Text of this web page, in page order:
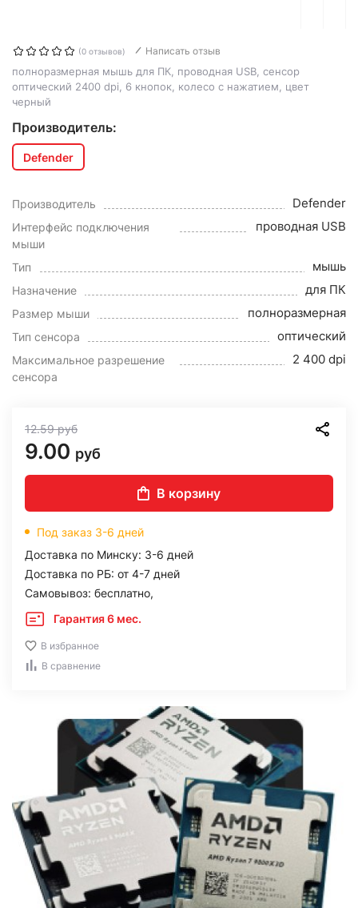
(0 отзывов) Написать отзыв
полноразмерная мышь для ПК, проводная USB, сенсор
оптический 2400 dpi, 6 кнопок, колесо с нажатием, цвет
черный
Производитель:
Defender
Производитель Defender
Интерфейс подключения
мыши
проводная USB
Тип мышь
Назначение для ПК
Размер мыши полноразмерная
Тип сенсора оптический
Максимальное разрешение
сенсора
2 400 dpi
12.59руб
9.00 руб
В корзину
Под заказ 3-6 дней
Доставка по Минску: 3-6 дней
Доставка по РБ: от 4-7 дней
Самовывоз: бесплатно,
Гарантия 6 мес.
В избранное
В сравнение